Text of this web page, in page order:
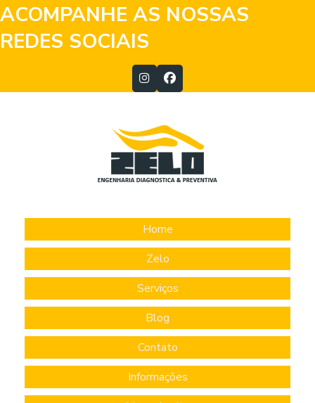
ACOMPANHE AS NOSSAS
REDES SOCIAIS
Home
Zelo
Serviços
Blog
Contato
Informações